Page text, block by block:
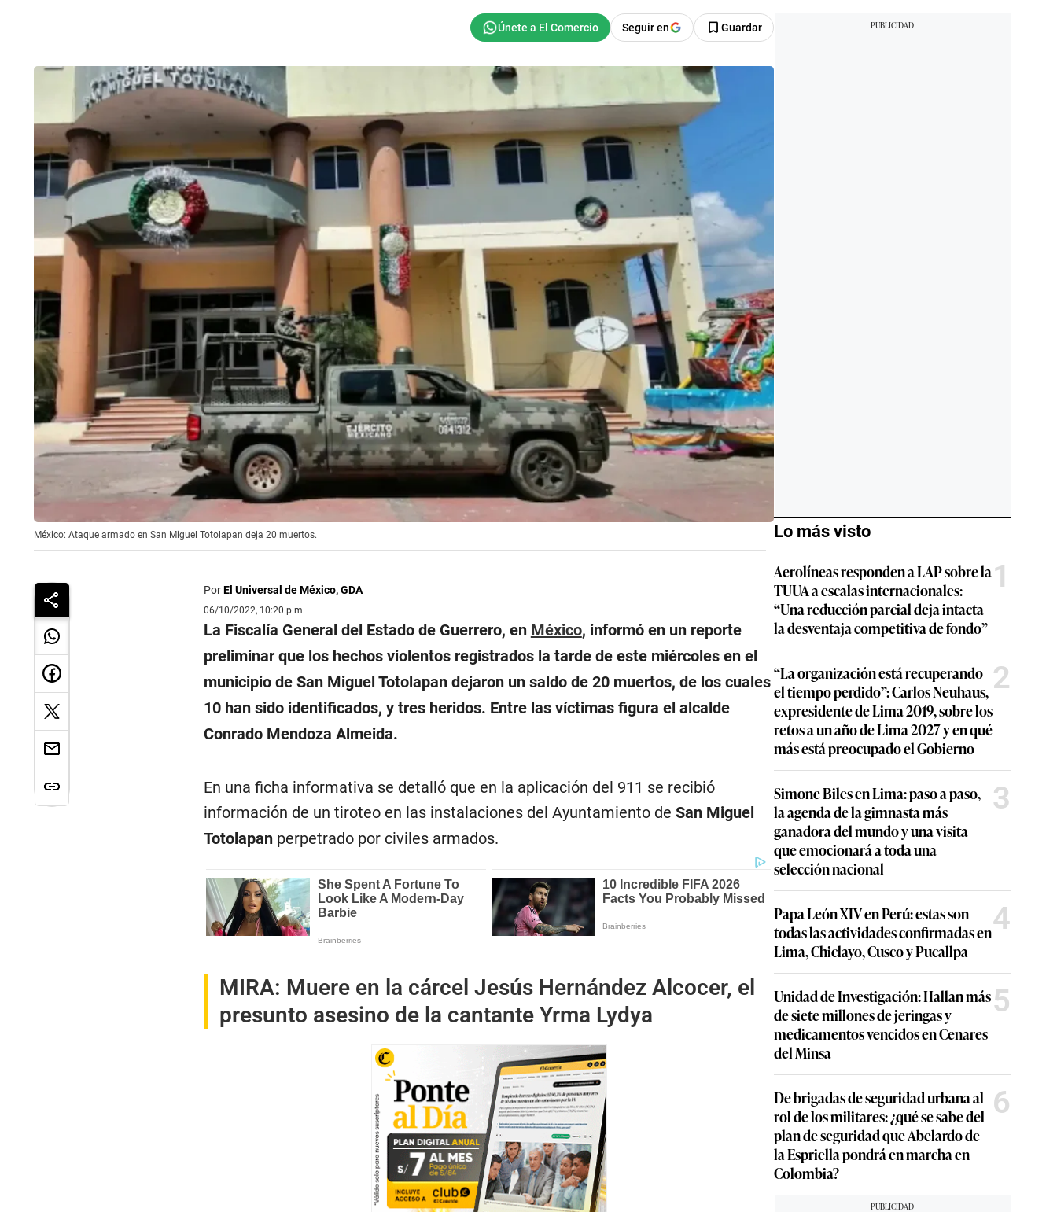
Seguir en Guardar
México: Ataque armado en San Miguel Totolapan deja 20 muertos.
PorEl Universal de México, GDA
06/10/2022, 10:20 p.m.
La Fiscalía General del Estado de Guerrero, en México, informó en un reporte
preliminar que los hechos violentos registrados la tarde de este miércoles en el
municipio de San Miguel Totolapan dejaron un saldo de 20 muertos, de los cuales
10 han sido identificados, y tres heridos. Entre las víctimas figura el alcalde
Conrado Mendoza Almeida.
En una ficha informativa se detalló que en la aplicación del 911 se recibió
información de un tiroteo en las instalaciones del Ayuntamiento de San Miguel
Totolapanperpetrado por civiles armados.
MIRA: Muere en la cárcel Jesús Hernández Alcocer, el
presunto asesino de la cantante Yrma Lydya
Lo más visto
Aerolíneas responden a LAP sobre la
TUUA a escalas internacionales:
“Una reducción parcial deja intacta
la desventaja competitiva de fondo”
1
“La organización está recuperando
el tiempo perdido”: Carlos Neuhaus,
expresidente de Lima 2019, sobre los
retos a un año de Lima 2027 y en qué
más está preocupado el Gobierno
2
Simone Biles en Lima: paso a paso,
la agenda de la gimnasta más
ganadora del mundo y una visita
que emocionará a toda una
selección nacional
3
Papa León XIV en Perú: estas son
todas las actividades confirmadas en
Lima, Chiclayo, Cusco y Pucallpa
4
Unidad de Investigación: Hallan más
de siete millones de jeringas y
medicamentos vencidos en Cenares
del Minsa
5
De brigadas de seguridad urbana al
rol de los militares: ¿qué se sabe del
plan de seguridad que Abelardo de
la Espriella pondrá en marcha en
Colombia?
6